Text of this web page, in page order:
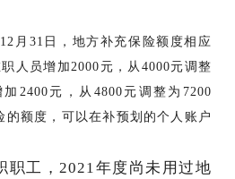
月31日， 地方补充保险额度相应
职人员增加 2000元，从4000元调整
2400元，从4800元调整为7200
的额度，可以在补预划的个人账户
职工，2021年度尚未用过地